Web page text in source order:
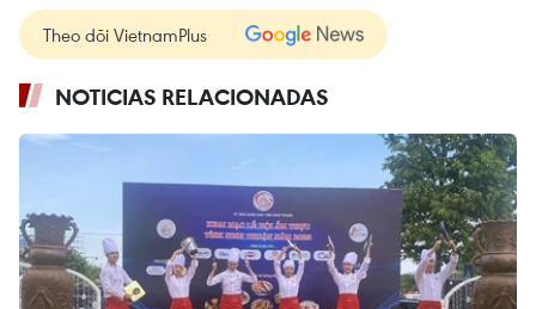
Theo dõi VietnamPlus
NOTICIAS RELACIONADAS